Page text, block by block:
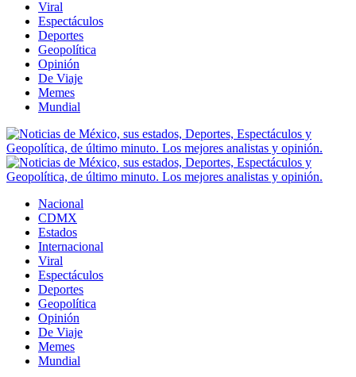
Viral
Espectáculos
Deportes
Geopolítica
Opinión
De Viaje
Memes
Mundial
Nacional
CDMX
Estados
Internacional
Viral
Espectáculos
Deportes
Geopolítica
Opinión
De Viaje
Memes
Mundial